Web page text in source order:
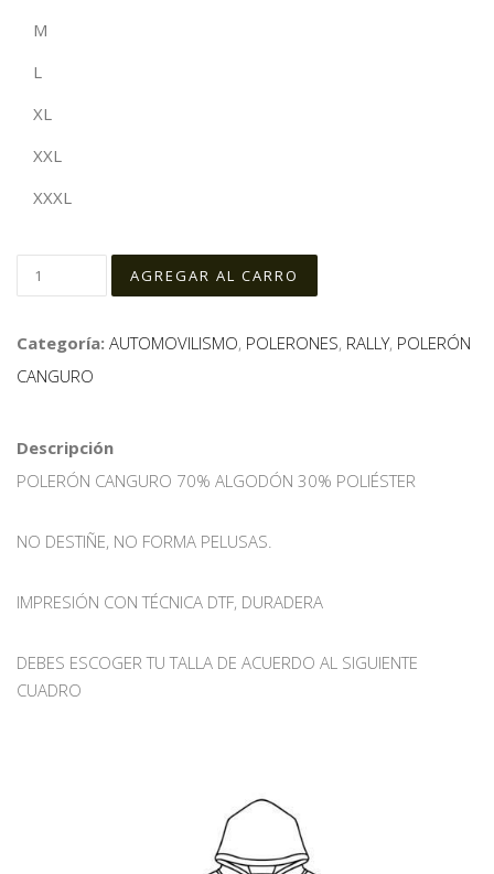
M
L
XL
XXL
XXXL
Categoría: AUTOMOVILISMO, POLERONES, RALLY, POLERÓN
CANGURO
Descripción
POLERÓN CANGURO 70% ALGODÓN 30% POLIÉSTER
NO DESTIÑE, NO FORMA PELUSAS.
IMPRESIÓN CON TÉCNICA DTF, DURADERA
DEBES ESCOGER TU TALLA DE ACUERDO AL SIGUIENTE
CUADRO